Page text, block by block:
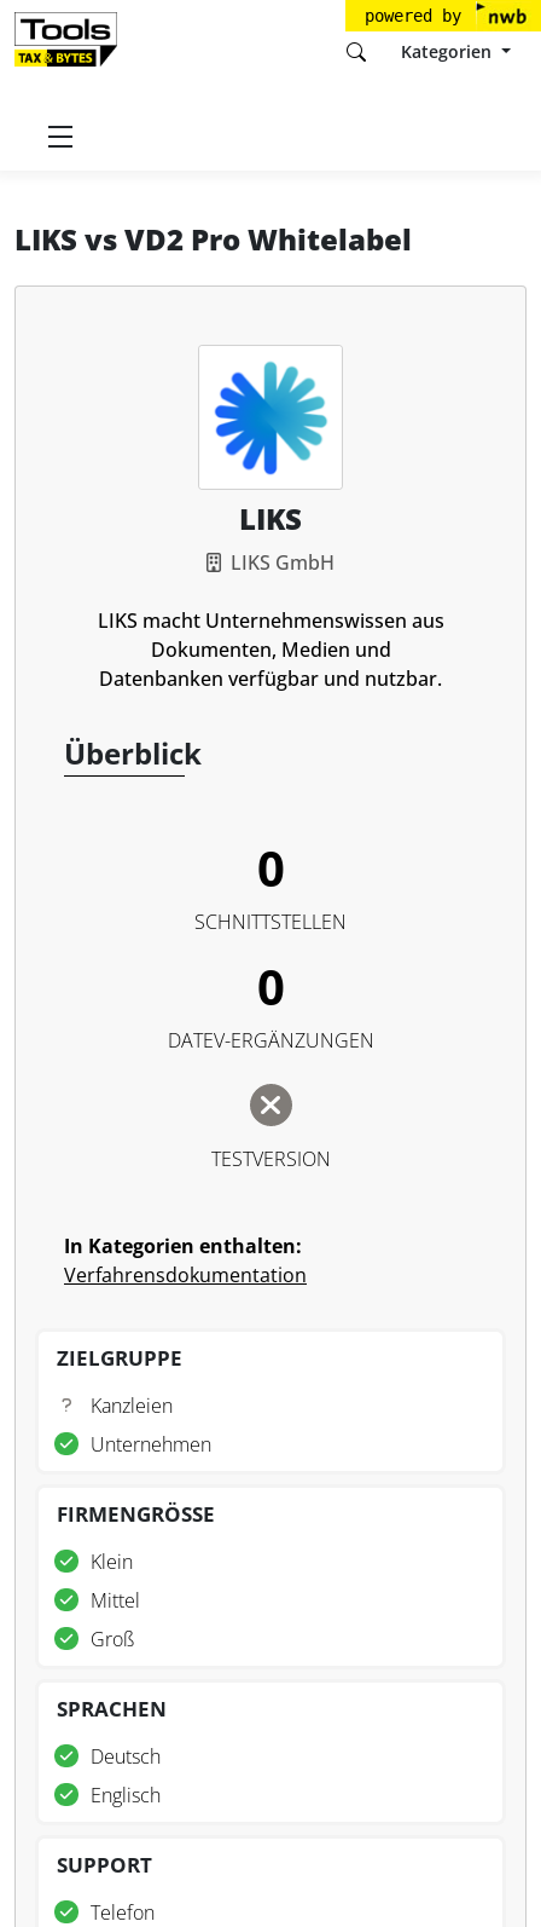
powered by
Kategorien
Startseite
LIKS vsVD2 Pro Whitelabel
LIKS
LIKS GmbH
LIKS macht Unternehmenswissen aus
Dokumenten, Medien und
Datenbanken verfügbar und nutzbar.
Überblick
0
SCHNITTSTELLEN
0
DATEV-ERGÄNZUNGEN
TESTVERSION
In Kategorien enthalten:
Verfahrensdokumentation
ZIELGRUPPE
Kanzleien
Unternehmen
FIRMENGRÖSSE
Klein
Mittel
Groß
SPRACHEN
Deutsch
Englisch
SUPPORT
Telefon